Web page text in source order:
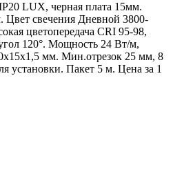
LUX, черная плата 15мм.
свечения Дневной 3800-
цветопередача CRI 95-98,
120°. Мощность 24 Вт/м,
мм. Мин.отрезок 25 мм, 8
установки. Пакет 5 м. Цена за 1